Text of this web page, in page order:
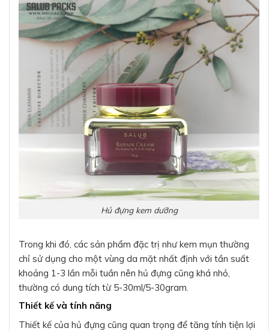
Hủ đựng kem dưỡng
Trong khi đó, các sản phẩm đặc trị như kem mụn thường
chỉ sử dụng cho một vùng da mặt nhất định với tần suất
khoảng 1-3 lần mỗi tuần nên hủ đựng cũng khá nhỏ,
thường có dung tích từ 5-30ml/5-30gram.
Thiết kế và tính năng
Thiết kế của hủ đựng cũng quan trọng để tăng tính tiện lợi